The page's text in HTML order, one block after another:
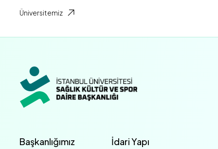
Üniversitemiz
Başkanlığımız İdari Yapı